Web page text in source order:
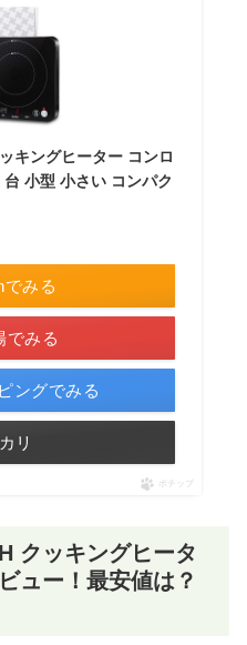
キングヒーター コンロ
小型 小さい コンパク
みる
でみる
ングでみる
リ
ポチップ
クッキングヒータ
ュー！最安値は？